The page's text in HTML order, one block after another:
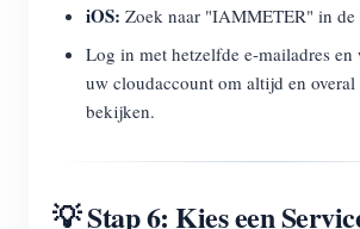
iOS: Zoek naar "IAMMETER" in de
Log in met hetzelfde e-mailadres en
uw cloudaccount om altijd en overal
bekijken.
💡 Stap 6: Kies een